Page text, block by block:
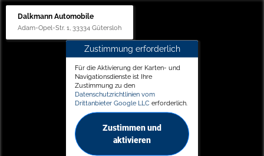
Dalkmann Automobile
Adam-Opel-Str. 1, 33334 Gütersloh
Zustimmung erforderlich
Für die Aktivierung der Karten- und
Navigationsdienste ist Ihre
Zustimmung zu den
Datenschutzrichtlinien vom
Drittanbieter Google LLC erforderlich.
Zustimmen und
aktivieren